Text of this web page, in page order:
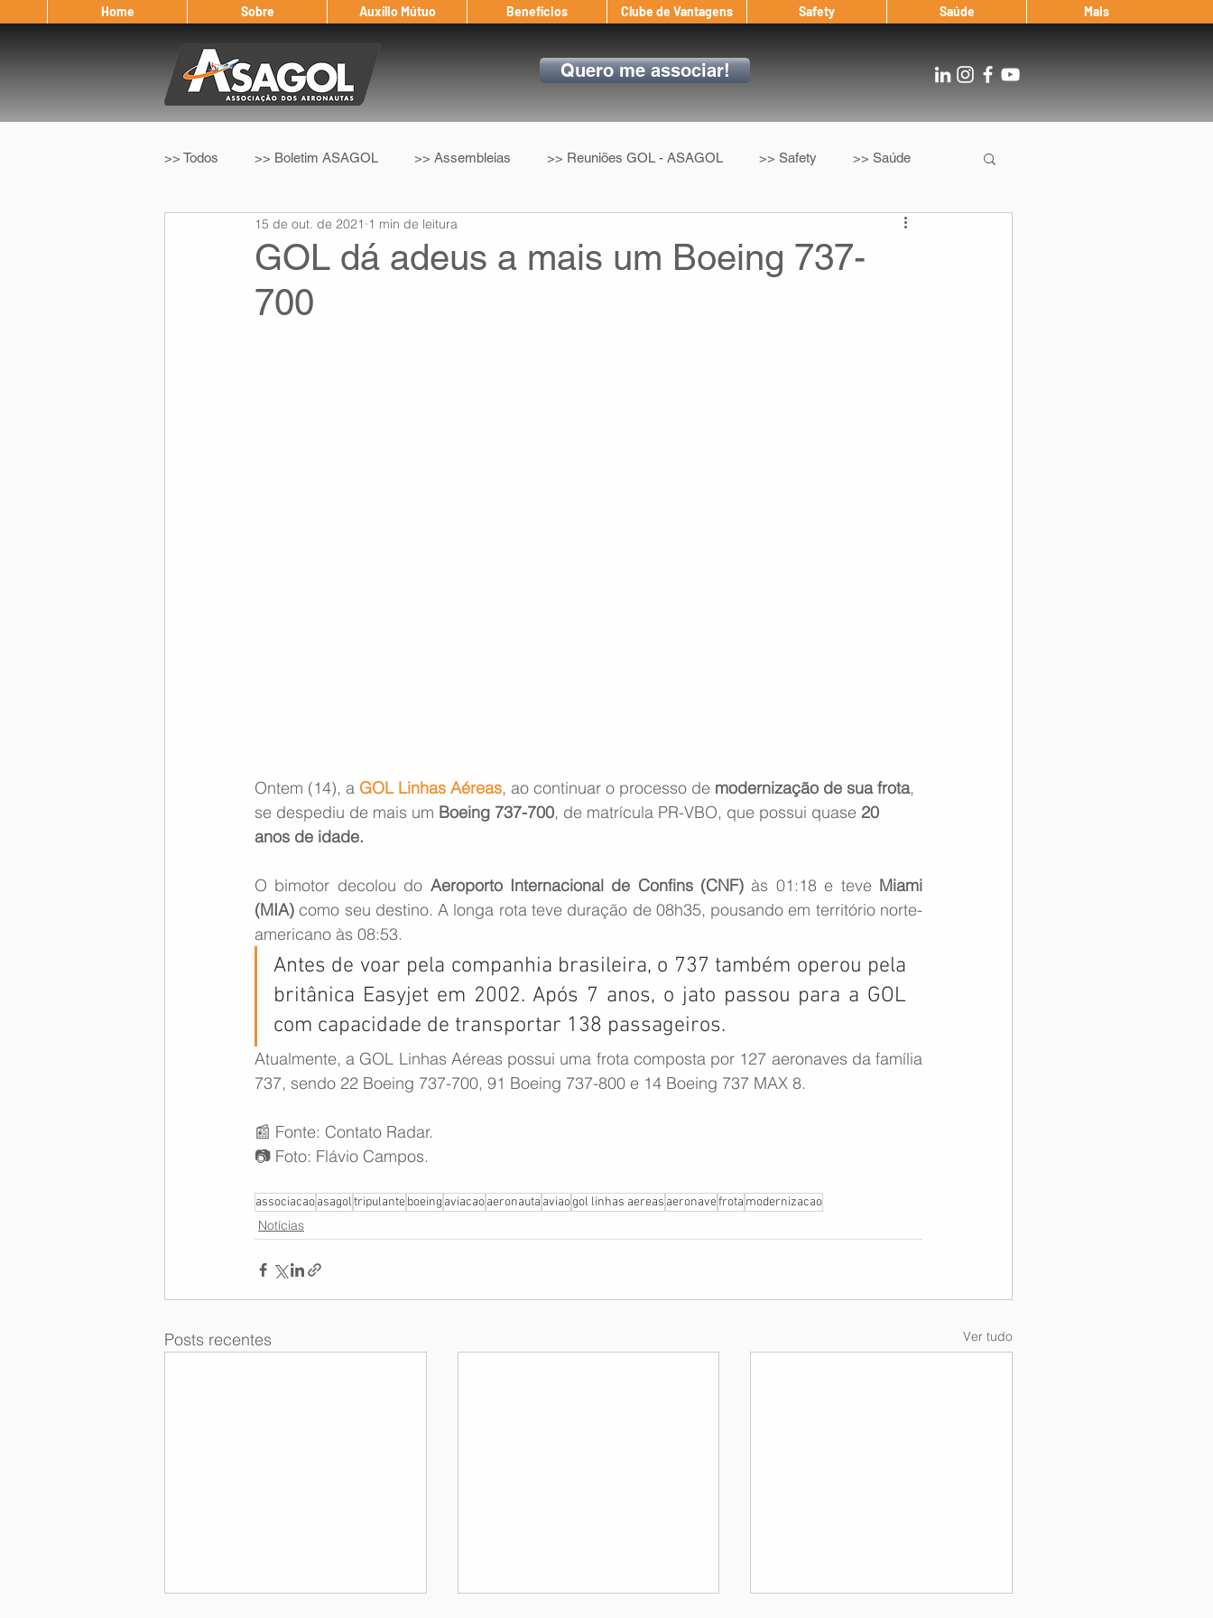
Home Sobre Auxílio Mútuo Benefícios Clube de Vantagens Safety Saúde Mais
Quero me associar!
>> Todos >> Boletim ASAGOL >> Assembleias >> Reuniões GOL - ASAGOL >> Safety >> Saúde
>> Legislação >> IFALPA >> Convenção Coletiva After Landing
Eleição ASAGOL
GOL dá adeus a mais um Boeing 737-
700
15 de out. de 2021 1 min de leitura
Ontem (14), a GOL Linhas Aéreas, ao continuar o processo de modernização de sua frota,
se despediu de mais um Boeing 737-700, de matrícula PR-VBO, que possui quase 20
anos de idade.
O bimotor decolou do Aeroporto Internacional de Confins (CNF) às 01:18 e teve Miami
(MIA) como seu destino. A longa rota teve duração de 08h35, pousando em território norte-
americano às 08:53.
Antes de voar pela companhia brasileira, o 737 também operou pela
britânica Easyjet em 2002. Após 7 anos, o jato passou para a GOL
com capacidade de transportar 138 passageiros.
Atualmente, a GOL Linhas Aéreas possui uma frota composta por 127 aeronaves da família
737, sendo 22 Boeing 737-700, 91 Boeing 737-800 e 14 Boeing 737 MAX 8.
📰 Fonte: Contato Radar.
📷 Foto: Flávio Campos.
associacaoasagoltripulanteboeing aviacaoaeronauta aviaogol linhas aereas aeronavefrota modernizacao
Notícias
Posts recentes Ver tudo